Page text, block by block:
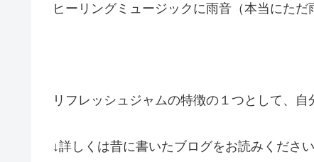
ヒーリングミュージックに雨音（本当にただ
リフレッシュジャムの特徴の１つとして、
↓詳しくは昔に書いたブログをお読みください